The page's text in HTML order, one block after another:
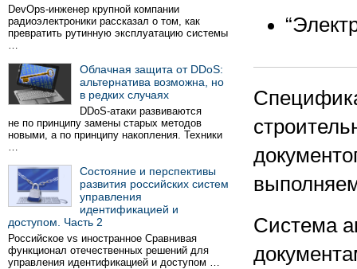
DevOps-инженер крупной компании
радиоэлектроники рассказал о том, как
превратить рутинную эксплуатацию системы
…
Облачная защита от DDoS:
альтернатива возможна, но
в редких случаях
DDoS-атаки развиваются
не по принципу замены старых методов
новыми, а по принципу накопления. Техники
…
Состояние и перспективы
развития российских систем
управления
идентификацией и
доступом. Часть 2
Российское vs иностранное Сравнивая
функционал отечественных решений для
управления идентификацией и доступом …
Система